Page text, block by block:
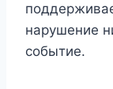
нарушение
событие.